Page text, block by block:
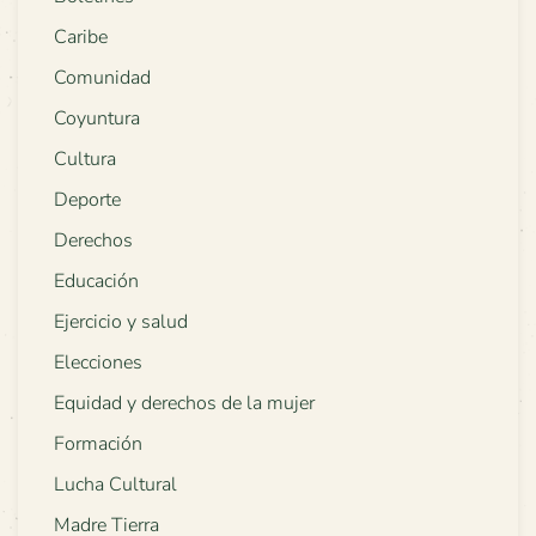
Caribe
Comunidad
Coyuntura
Cultura
Deporte
Derechos
Educación
Ejercicio y salud
Elecciones
Equidad y derechos de la mujer
Formación
Lucha Cultural
Madre Tierra